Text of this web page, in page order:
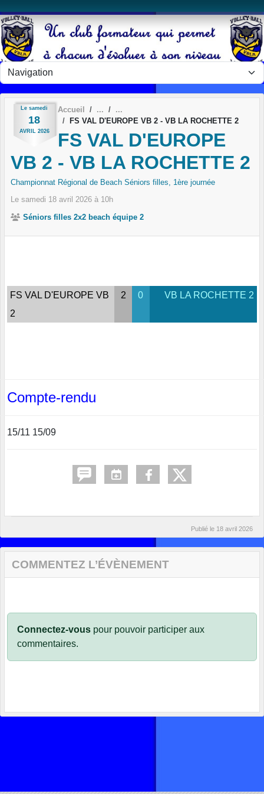
Le samedi
18
AVRIL 2026
Accueil
FS VAL D'EUROPE VB 2 - VB LA ROCHETTE 2
FS VAL D'EUROPE
VB 2 - VB LA ROCHETTE 2
Championnat Régional de Beach Séniors filles, 1ère journée
Le samedi 18 avril 2026 à 10h
Séniors filles 2x2 beach équipe 2
FS VAL D'EUROPE VB
2
2 0 VB LA ROCHETTE 2
Compte-rendu
15/11 15/09
Publié le 18 avril 2026
COMMENTEZ L’ÉVÈNEMENT
Connectez-vous pour pouvoir participer aux
commentaires.